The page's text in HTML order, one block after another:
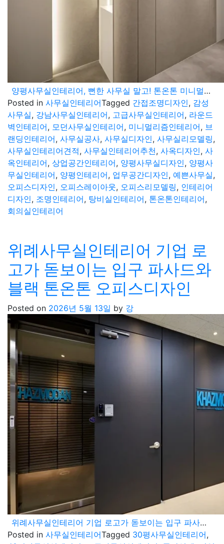
양평사무실인테리어, 뻔한 사무실 말고! 톤온톤 미니멀리즘의 머물고 싶은 사옥디자인
Posted in 사무실인테리어Tagged 간접조명디자인, 감성
사무실, 강남사무실인테리어, 고급사무실인테리어, 라운드
벽인테리어, 모던사무실인테리어, 미니멀리즘인테리어, 브
랜딩인테리어, 사무실공사, 사무실디자인, 사무실리모델링,
사무실인테리어견적, 사무실인테리어추천, 사옥디자인, 사
옥인테리어, 상업공간인테리어, 양평사무실디자인, 양평사
무실인테리어, 양평인테리어, 업무공간디자인, 예쁜사무실,
오피스디자인, 오피스레이아웃, 오피스리모델링, 인테리어
디자인, 조명인테리어, 탕비실인테리어, 톤온톤인테리어,
회의실인테리어
위례사무실인테리어 기업 로
고가 돋보이는 입구 파사드와
블랙 톤온톤 오피스디자인
Posted on 2026년 5월 13일 by 강
위례사무실인테리어 기업 로고가 돋보이는 입구 파사드와 블랙 톤온톤 오피스디자인
Posted in 사무실인테리어Tagged 30평사무실인테리어,